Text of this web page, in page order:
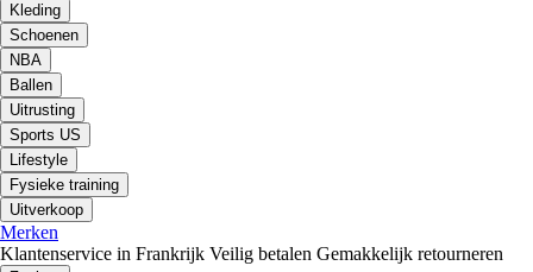
Kleding
Schoenen
NBA
Ballen
Uitrusting
Sports US
Lifestyle
Fysieke training
Uitverkoop
Merken
Klantenservice in Frankrijk Veilig betalen Gemakkelijk retourneren